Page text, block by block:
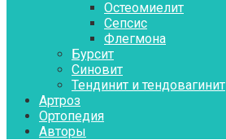
Остеомиелит
Сепсис
Флегмона
Бурсит
Синовит
Тендинит и тендовагинит
Артроз
Ортопедия
Авторы